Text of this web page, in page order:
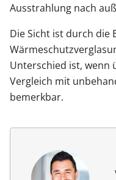
Ausstrahlung nach
Die Sicht ist durch die
Unterschied ist, wenn
Vergleich mit
bemerkbar.